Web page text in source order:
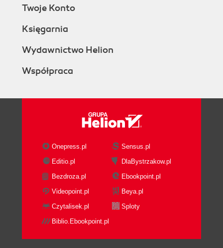
Twoje Konto
Księgarnia
Wydawnictwo Helion
Współpraca
Onepress.pl
Sensus.pl
Editio.pl
DlaBystrzakow.pl
Bezdroza.pl
Ebookpoint.pl
Videopoint.pl
Beya.pl
Czytalisek.pl
Sploty
Biblio.Ebookpoint.pl